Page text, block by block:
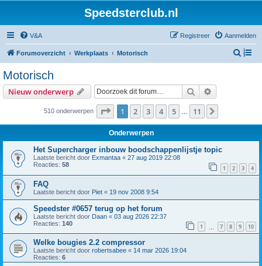
Speedsterclub.nl
V&A Aanmelden
Registreer
Forumoverzicht Werkplaats Motorisch
Z
Motorisch
Nieuw onderwerp Zoek
510 onderwerpen Pagina van 11
1 2 3 4 5 11
Onderwerpen
Het Supercharger inbouw boodschappenlijstje topic
Laatste bericht door Exmantaa « 27 aug 2019 22:08
Reacties: 58 1 2 3 4
FAQ
Laatste bericht door Piet « 19 nov 2008 9:54
Speedster #0657 terug op het forum
Laatste bericht door Daan « 03 aug 2026 22:37
Reacties: 140 1 7 8 9 10
Welke bougies 2.2 compressor
Laatste bericht door robertsabee « 14 mar 2026 19:04
Reacties: 6